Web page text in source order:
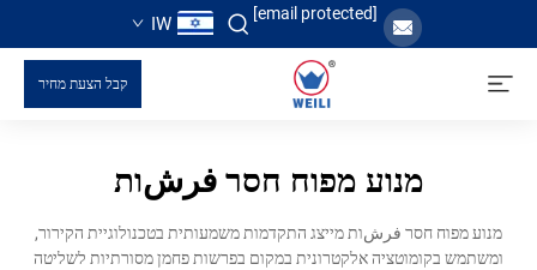
[email protected]
IW
קבל הצעת מחיר
מנוע מפוח חסר فرشות
מנוע מפוח חסר فرشות מייצג התקדמות משמעותית בטכנולוגיית הקירור,
ומשתמש בקומוטציה אלקטרונית במקום בפרשות פחמן מסורתיות לשליטה